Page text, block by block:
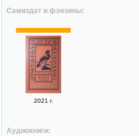
Самиздат и фэнзины:
2021 г.
Аудиокниги: